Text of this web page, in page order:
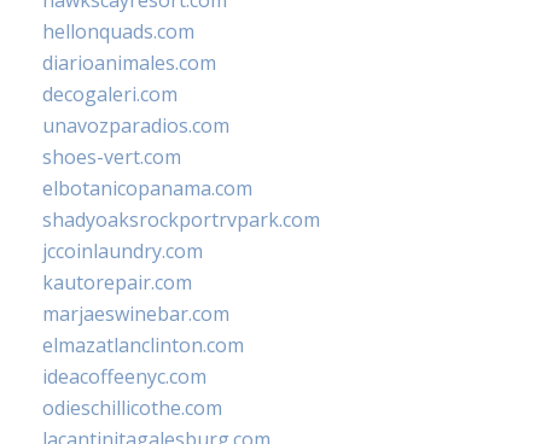
hellonquads.com
diarioanimales.com
decogaleri.com
unavozparadios.com
shoes-vert.com
elbotanicopanama.com
shadyoaksrockportrvpark.com
jccoinlaundry.com
kautorepair.com
marjaeswinebar.com
elmazatlanclinton.com
ideacoffeenyc.com
odieschillicothe.com